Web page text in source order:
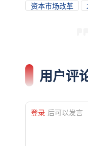
资本市场改革
用户评
登录 后可以发言